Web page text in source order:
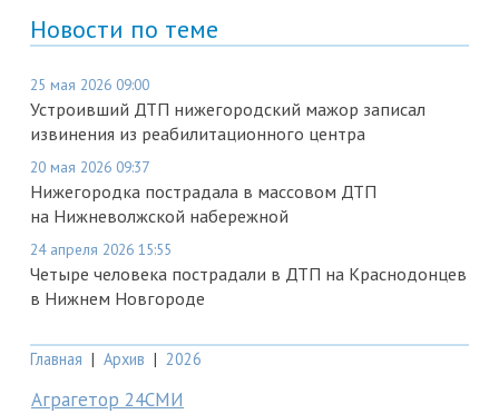
Новости по теме
25 мая 2026 09:00
Устроивший ДТП нижегородский мажор записал
извинения из реабилитационного центра
20 мая 2026 09:37
Нижегородка пострадала в массовом ДТП
на Нижневолжской набережной
24 апреля 2026 15:55
Четыре человека пострадали в ДТП на Краснодонцев
в Нижнем Новгороде
Главная | Архив | 2026
Аграгетор 24СМИ